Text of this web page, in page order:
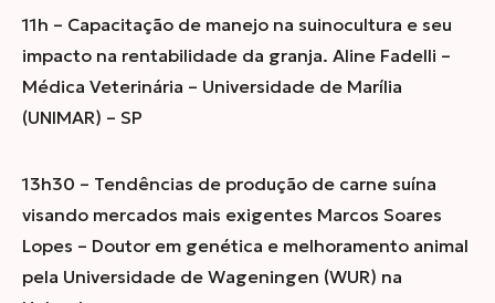
11h – Capacitação de manejo na suinocultura e seu
impacto na rentabilidade da granja. Aline Fadelli –
Médica Veterinária – Universidade de Marília
(UNIMAR) – SP
13h30 – Tendências de produção de carne suína
visando mercados mais exigentes Marcos Soares
Lopes – Doutor em genética e melhoramento animal
pela Universidade de Wageningen (WUR) na